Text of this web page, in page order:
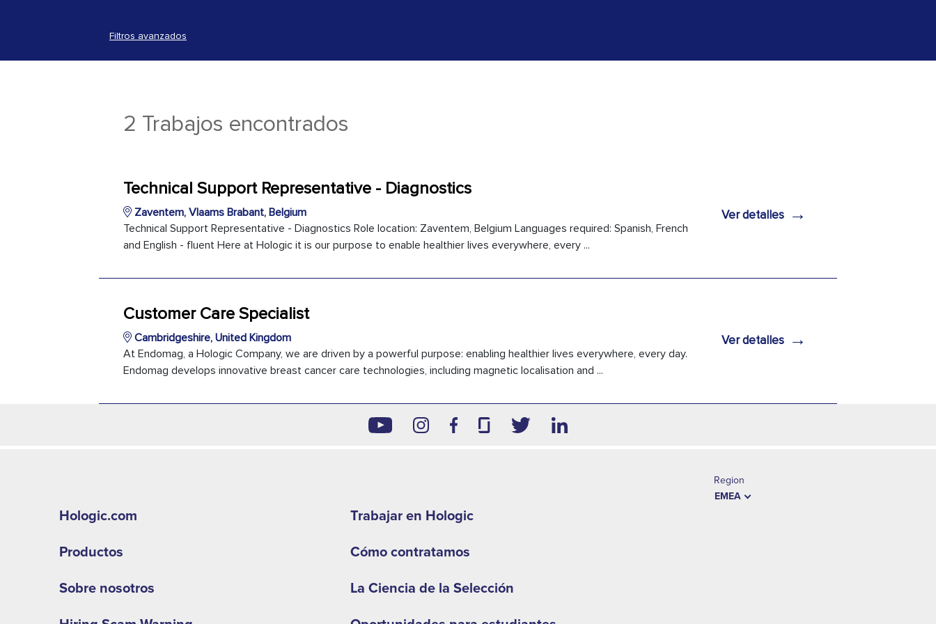
Filtros avanzados
2 Trabajos encontrados
Technical Support Representative - Diagnostics
Zaventem, Vlaams Brabant, Belgium
Technical Support Representative - Diagnostics Role location: Zaventem, Belgium Languages required: Spanish, French
and English - fluent Here at Hologic it is our purpose to enable healthier lives everywhere, every ...
Ver detalles →
Customer Care Specialist
Cambridgeshire, United Kingdom
At Endomag, a Hologic Company, we are driven by a powerful purpose: enabling healthier lives everywhere, every day.
Endomag develops innovative breast cancer care technologies, including magnetic localisation and ...
Ver detalles →
Hologic.com
Productos
Sobre nosotros
second
menu
EMEA
Trabajar en Hologic
Cómo contratamos
La Ciencia de la Selección
Region
EMEA